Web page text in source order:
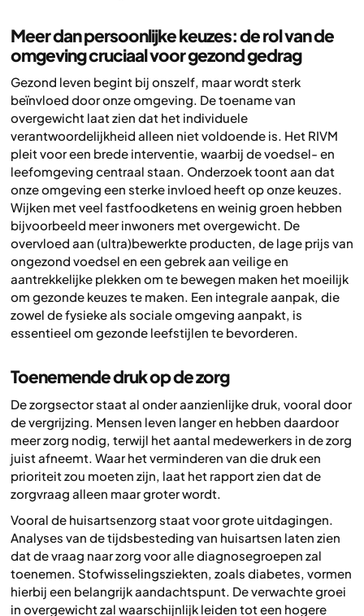
Meer dan persoonlijke keuzes: de rol van de
omgeving cruciaal voor gezond gedrag
Gezond leven begint bij onszelf, maar wordt sterk
beïnvloed door onze omgeving. De toename van
overgewicht laat zien dat het individuele
verantwoordelijkheid alleen niet voldoende is. Het RIVM
pleit voor een brede interventie, waarbij de voedsel- en
leefomgeving centraal staan. Onderzoek toont aan dat
onze omgeving een sterke invloed heeft op onze keuzes.
Wijken met veel fastfoodketens en weinig groen hebben
bijvoorbeeld meer inwoners met overgewicht. De
overvloed aan (ultra)bewerkte producten, de lage prijs van
ongezond voedsel en een gebrek aan veilige en
aantrekkelijke plekken om te bewegen maken het moeilijk
om gezonde keuzes te maken. Een integrale aanpak, die
zowel de fysieke als sociale omgeving aanpakt, is
essentieel om gezonde leefstijlen te bevorderen.
Toenemende druk op de zorg
De zorgsector staat al onder aanzienlijke druk, vooral door
de vergrijzing. Mensen leven langer en hebben daardoor
meer zorg nodig, terwijl het aantal medewerkers in de zorg
juist afneemt. Waar het verminderen van die druk een
prioriteit zou moeten zijn, laat het rapport zien dat de
zorgvraag alleen maar groter wordt.
Vooral de huisartsenzorg staat voor grote uitdagingen.
Analyses van de tijdsbesteding van huisartsen laten zien
dat de vraag naar zorg voor alle diagnosegroepen zal
toenemen. Stofwisselingsziekten, zoals diabetes, vormen
hierbij een belangrijk aandachtspunt. De verwachte groei
in overgewicht zal waarschijnlijk leiden tot een hogere